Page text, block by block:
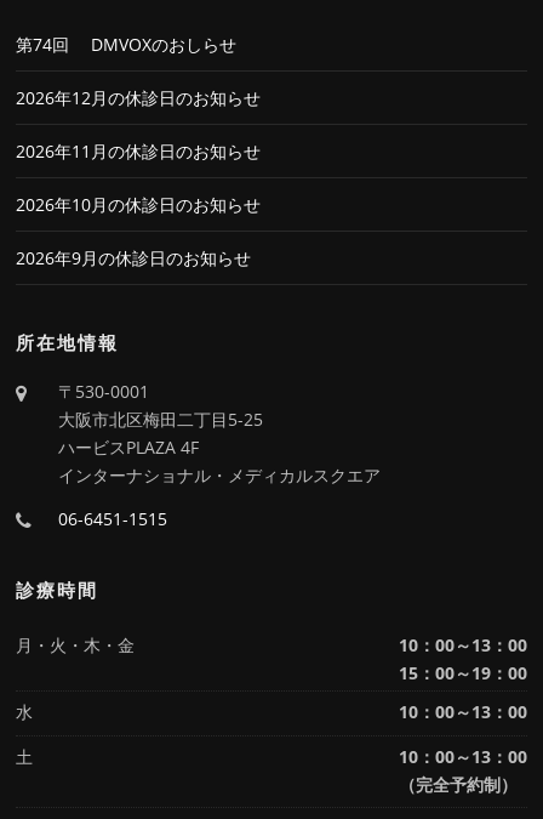
第74回 DMVOXのおしらせ
2026年12月の休診日のお知らせ
2026年11月の休診日のお知らせ
2026年10月の休診日のお知らせ
2026年9月の休診日のお知らせ
所在地情報
〒530-0001
大阪市北区梅田二丁目5-25
ハービスPLAZA 4F
インターナショナル・メディカルスクエア
06-6451-1515
診療時間
月・火・木・金
10：00～13：00
15：00～19：00
水
10：00～13：00
土
10：00～13：00
（完全予約制）